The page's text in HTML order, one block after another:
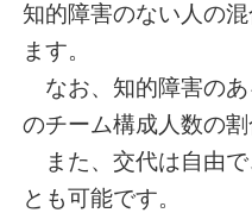
知的障害のない人の
ます。
なお、知的障害のあ
のチーム構成人数の割
また、交代は自由で
とも可能です。